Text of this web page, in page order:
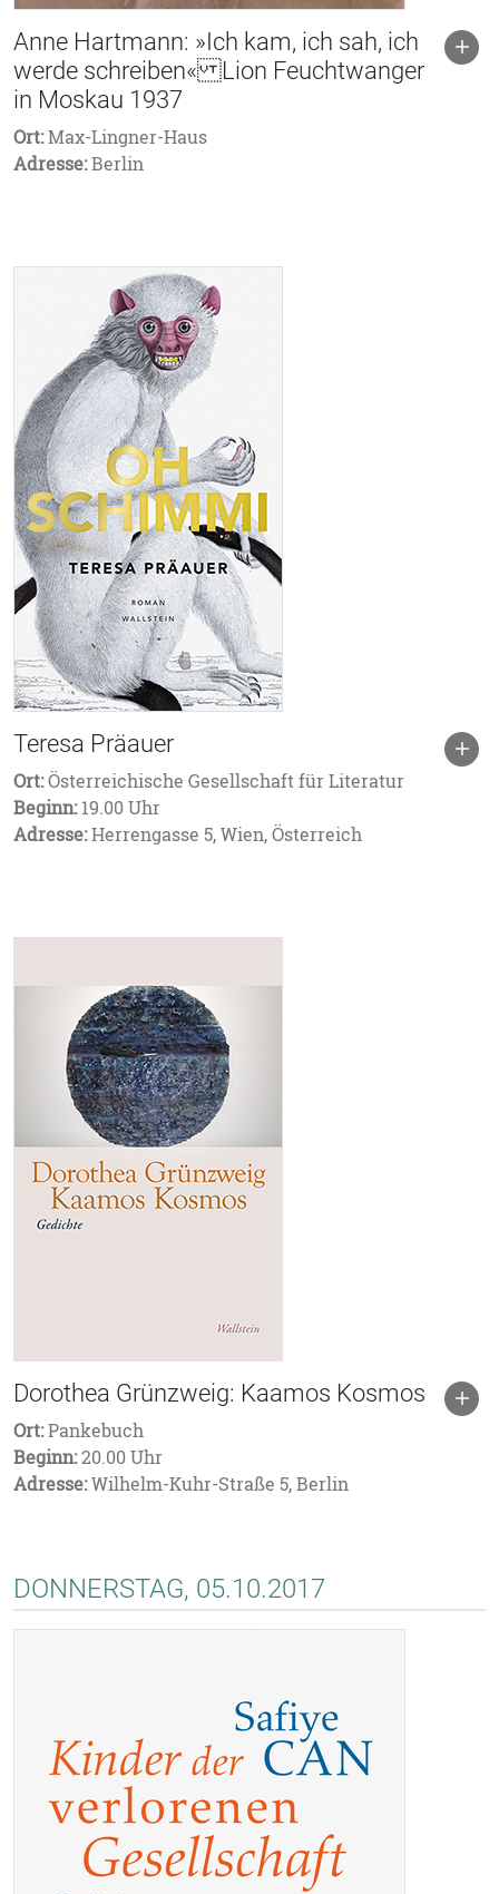
Anne Hartmann: »Ich kam, ich sah, ich
werde schreiben« Lion Feuchtwanger
in Moskau 1937
Ort:Max-Lingner-Haus
Adresse:Berlin
Teresa Präauer
Ort:Österreichische Gesellschaft für Literatur
Beginn:19.00 Uhr
Adresse:Herrengasse 5, Wien, Österreich
Dorothea Grünzweig: Kaamos Kosmos
Ort:Pankebuch
Beginn:20.00 Uhr
Adresse:Wilhelm-Kuhr-Straße 5, Berlin
DONNERSTAG, 05.10.2017